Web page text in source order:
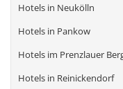
Hotels in Neukölln
Hotels in Pankow
Hotels im Prenzlauer
Hotels in Reinickendorf